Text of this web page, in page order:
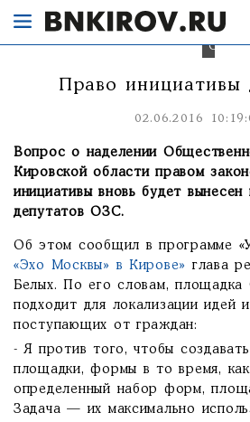
ОПКО.
Право
02.06.2016
Вопрос о наделении
Кировской области правом
инициативы вновь будет
депутатов ОЗС.
Об этом сообщил в программе
«Эхо Москвы» в Кирове»
глава
Белых. По его словам,
подходит для локализации идей
поступающих от граждан:
- Я против того, чтобы
площадки, формы в то время,
определенный набор форм,
Задача — их максимально